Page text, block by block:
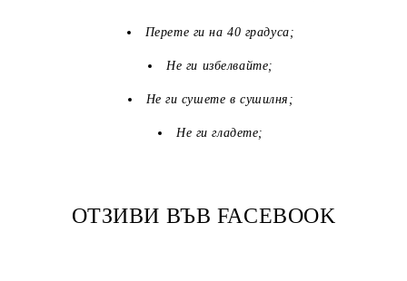
Перете ги на 40 градуса;
Не ги избелвайте;
Не ги сушете в сушилня;
Не ги гладете;
ОТЗИВИ ВЪВ FACEBOOK